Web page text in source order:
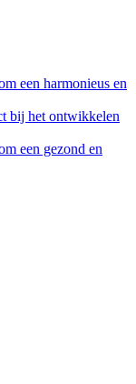
een harmonieus en
bij het ontwikkelen
een gezond en